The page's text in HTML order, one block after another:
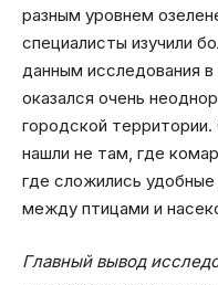
разным уровнем
специалисты изучили
данным исследования
оказался очень
городской
нашли не там, где
где сложились удобные
между птицами и
Главный вывод